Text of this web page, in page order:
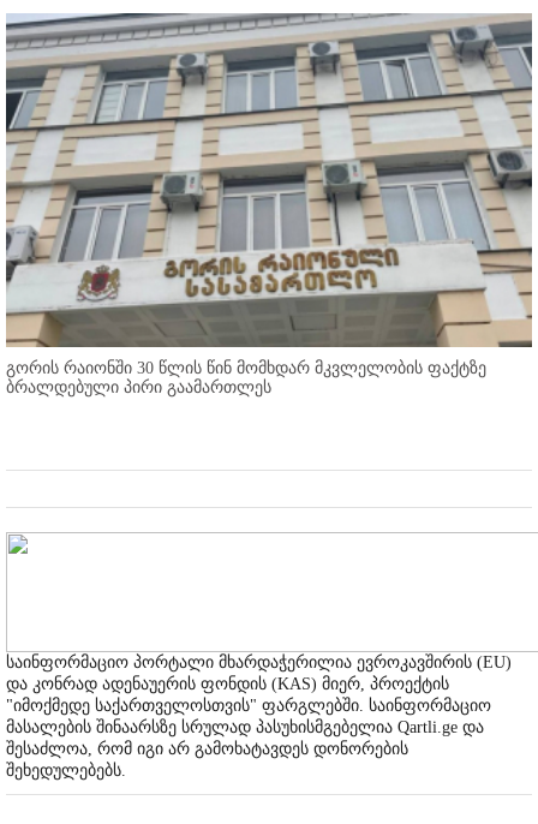
გორის რაიონში 30 წლის წინ მომხდარ მკვლელობის ფაქტზე
ბრალდებული პირი გაამართლეს
საინფორმაციო პორტალი მხარდაჭერილია ევროკავშირის (EU)
და კონრად ადენაუერის ფონდის (KAS) მიერ, პროექტის
"იმოქმედე საქართველოსთვის" ფარგლებში. საინფორმაციო
მასალების შინაარსზე სრულად პასუხისმგებელია Qartli.ge და
შესაძლოა, რომ იგი არ გამოხატავდეს დონორების
შეხედულებებს.